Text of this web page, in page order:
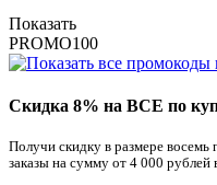
Показать
PROMO100
Скидка 8% на ВСЕ по
Получи скидку в размере
заказы на сумму от 4 000 рублей